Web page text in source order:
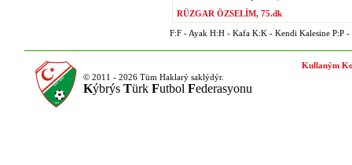
RÜZGAR ÖZSELİM, 75.dk
F:F - Ayak H:H - Kafa K:K - Kendi Kalesine P:P -
© 2011 - 2026 Tüm Haklarý saklýdýr.
Kýbrýs Türk Futbol Federasyonu
Kullaným